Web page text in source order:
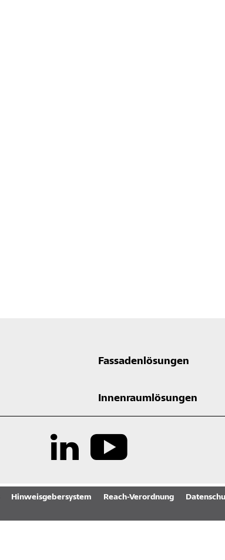
Fassadenlösungen
Innenraumlösungen
Hinweisgebersystem Reach-Verordnung